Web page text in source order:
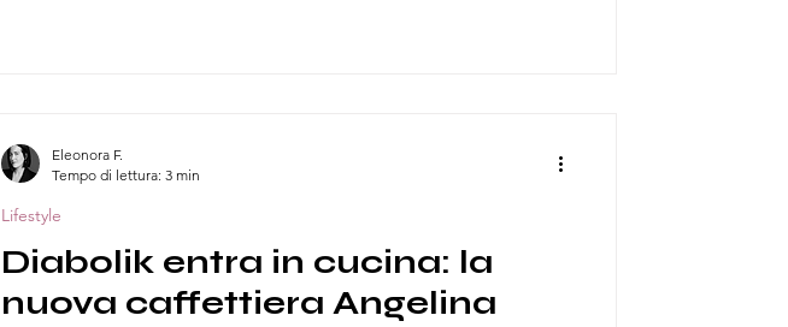
Diabolik entra in cucina: la
nuova caffettiera Angelina
Lifestyle
Eleonora F.
Tempo di lettura: 3 min